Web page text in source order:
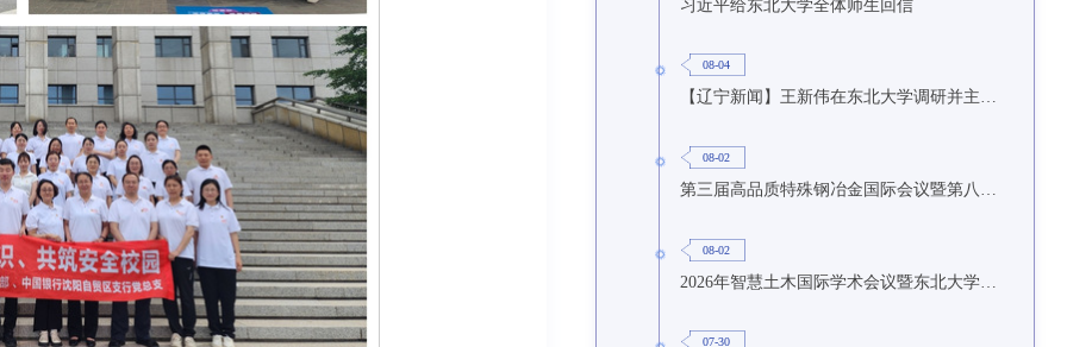
习近平给东北大学全体师生回信
08-04
【辽宁新闻】王新伟在东北大学调研并主持召开座谈会
08-02
08-02
07-30